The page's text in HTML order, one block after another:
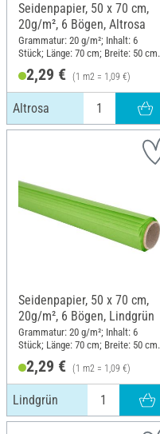
Seidenpapier, 50 x 70 cm,
20g/m², 6 Bögen, Altrosa
Grammatur: 20 g/m²; Inhalt: 6
Stück; Länge: 70 cm; Breite: 50 cm;
2,29 € (1 m2 = 1,09 €)
Altrosa
Seidenpapier, 50 x 70 cm,
20g/m², 6 Bögen, Lindgrün
Grammatur: 20 g/m²; Inhalt: 6
Stück; Länge: 70 cm; Breite: 50 cm;
2,29 € (1 m2 = 1,09 €)
Lindgrün